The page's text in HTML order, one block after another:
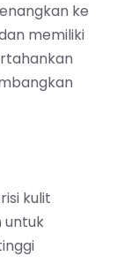
ke
memiliki
kulit
untuk